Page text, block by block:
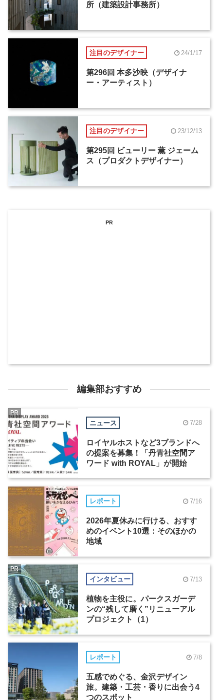
所（建築設計事務所）
注目のデザイナー 24/1/17
第296回 本多沙映（デザイナ
ー・アーティスト）
注目のデザイナー 23/12/13
第295回 ビューリー 薫 ジェーム
ス（プロダクトデザイナー）
PR
編集部おすすめ
ニュース 7/28
ロイヤルホストなど3ブランドへ
の提案を募集！「丹青社空間ア
ワード with ROYAL」が開始
PR
レポート 7/16
2026年夏休みに行ける、おすす
めのイベント10選：そのほかの
地域
インタビュー 7/13
植物を主役に。パークスガーデ
ンの“残して磨く”リニューアル
プロジェクト（1）
PR
レポート 7/8
五感でめぐる、金沢デザイン
旅。建築・工芸・香りに出会う4
つのスポット